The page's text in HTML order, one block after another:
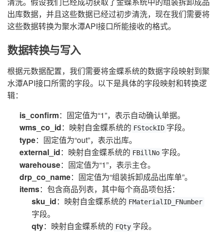
出库数据，并且这些数据已经过初步清洗，现在我们需要将
这些数据转换为聚水潭API接口所能接收的格式。
数据转换与写入
根据元数据配置，我们需要将金蝶系统的数据字段映射到聚
水潭API接口所需的字段。以下是具体的字段映射和转换逻
辑：
is_confirm：固定值为“1”，表示自动确认单据。
wms_co_id：映射自金蝶系统的 FStockID 字段。
type：固定值为“out”，表示出库。
external_id：映射自金蝶系统的 FBillNo 字段。
warehouse：固定值为“1”，表示主仓。
drp_co_name：固定值为“组装拆卸成品出库单”。
items：包含商品列表，其中每个商品项包括：
sku_id：映射自金蝶系统的 FMaterialID_FNumber
字段。
qty：映射自金蝶系统的 FQty 字段。